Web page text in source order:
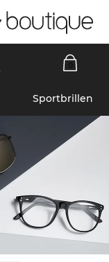
Sportbrillen